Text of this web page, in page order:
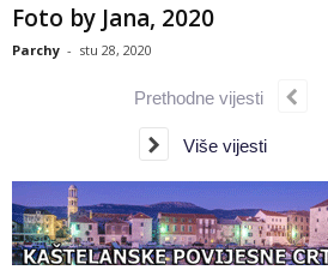
Foto by Jana, 2020
Parchy - stu 28, 2020
Prethodne vijesti
Više vijesti